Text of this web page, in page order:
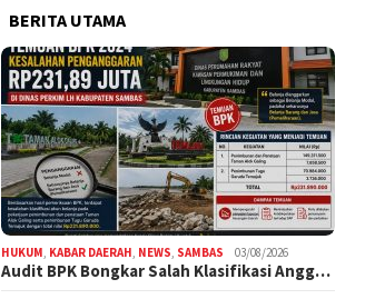
BERITA UTAMA
HUKUM KABAR DAERAH NEWS SAMBAS 03/08/2026
Audit BPK Bongkar Salah Klasifikasi Angg…